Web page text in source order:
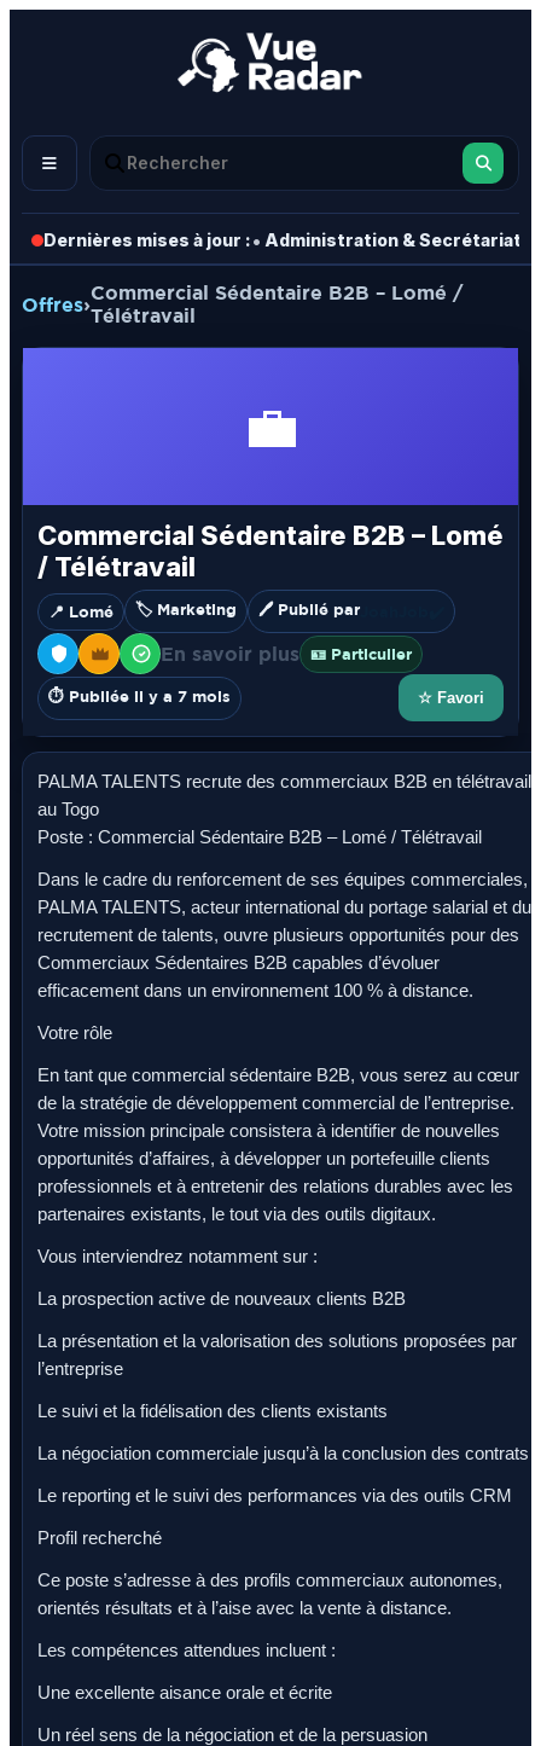
Dernières mises à jour :• Administration & Secrétariat
Offres›
Commercial Sédentaire B2B – Lomé /
Télétravail
💼
Commercial Sédentaire B2B – Lomé
/ Télétravail
📍 Lomé 🏷️ Marketing 🖊️ Publié par
En savoir plus 🪪 Particulier
⏱️ Publiée il y a 7 mois ☆ Favori
PALMA TALENTS recrute des commerciaux B2B en télétravail
au Togo
Poste : Commercial Sédentaire B2B – Lomé / Télétravail
Dans le cadre du renforcement de ses équipes commerciales,
PALMA TALENTS, acteur international du portage salarial et du
recrutement de talents, ouvre plusieurs opportunités pour des
Commerciaux Sédentaires B2B capables d’évoluer
efficacement dans un environnement 100 % à distance.
Votre rôle
En tant que commercial sédentaire B2B, vous serez au cœur
de la stratégie de développement commercial de l’entreprise.
Votre mission principale consistera à identifier de nouvelles
opportunités d’affaires, à développer un portefeuille clients
professionnels et à entretenir des relations durables avec les
partenaires existants, le tout via des outils digitaux.
Vous interviendrez notamment sur :
La prospection active de nouveaux clients B2B
La présentation et la valorisation des solutions proposées par
l’entreprise
Le suivi et la fidélisation des clients existants
La négociation commerciale jusqu’à la conclusion des contrats
Le reporting et le suivi des performances via des outils CRM
Profil recherché
Ce poste s’adresse à des profils commerciaux autonomes,
orientés résultats et à l’aise avec la vente à distance.
Les compétences attendues incluent :
Une excellente aisance orale et écrite
Un réel sens de la négociation et de la persuasion